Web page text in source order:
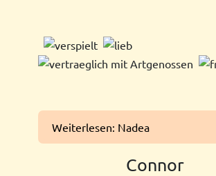
Weiterlesen: Nadea
Connor